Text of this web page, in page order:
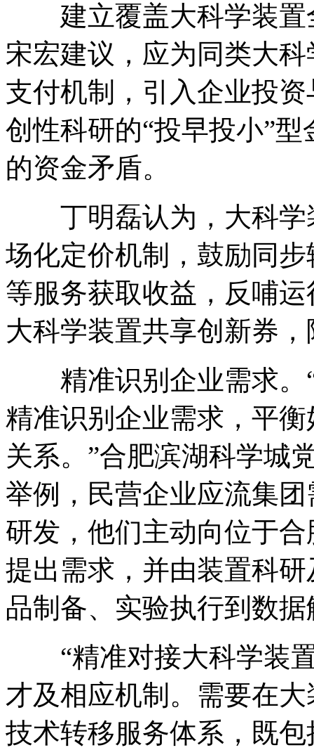
建立覆盖大科学装
宋宏建议，应为同类大
支付机制，引入企业投
创性科研的“投早投小”
的资金矛盾。
丁明磊认为，大科
场化定价机制，鼓励同
等服务获取收益，反哺
大科学装置共享创新券
精准识别企业需求。
精准识别企业需求，平
关系。”合肥滨湖科学城
举例，民营企业应流集
研发，他们主动向位于
提出需求，并由装置科
品制备、实验执行到数
“精准对接大科学装
才及相应机制。需要在
技术转移服务体系，既